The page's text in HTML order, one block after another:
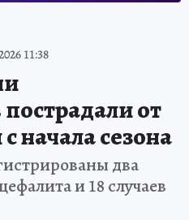
11:38
от
начала сезона
два
и 18 случаев